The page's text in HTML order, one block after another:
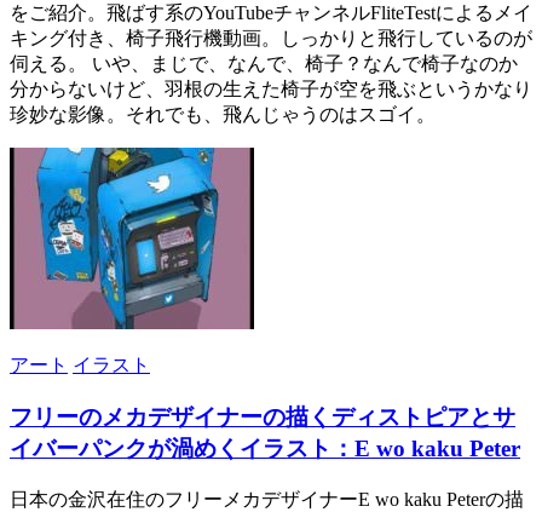
をご紹介。飛ばす系のYouTubeチャンネルFliteTestによるメイ
キング付き、椅子飛行機動画。しっかりと飛行しているのが
伺える。 いや、まじで、なんで、椅子？なんで椅子なのか
分からないけど、羽根の生えた椅子が空を飛ぶというかなり
珍妙な影像。それでも、飛んじゃうのはスゴイ。
アート イラスト
フリーのメカデザイナーの描くディストピアとサ
イバーパンクが渦めくイラスト：E wo kaku Peter
日本の金沢在住のフリーメカデザイナーE wo kaku Peterの描